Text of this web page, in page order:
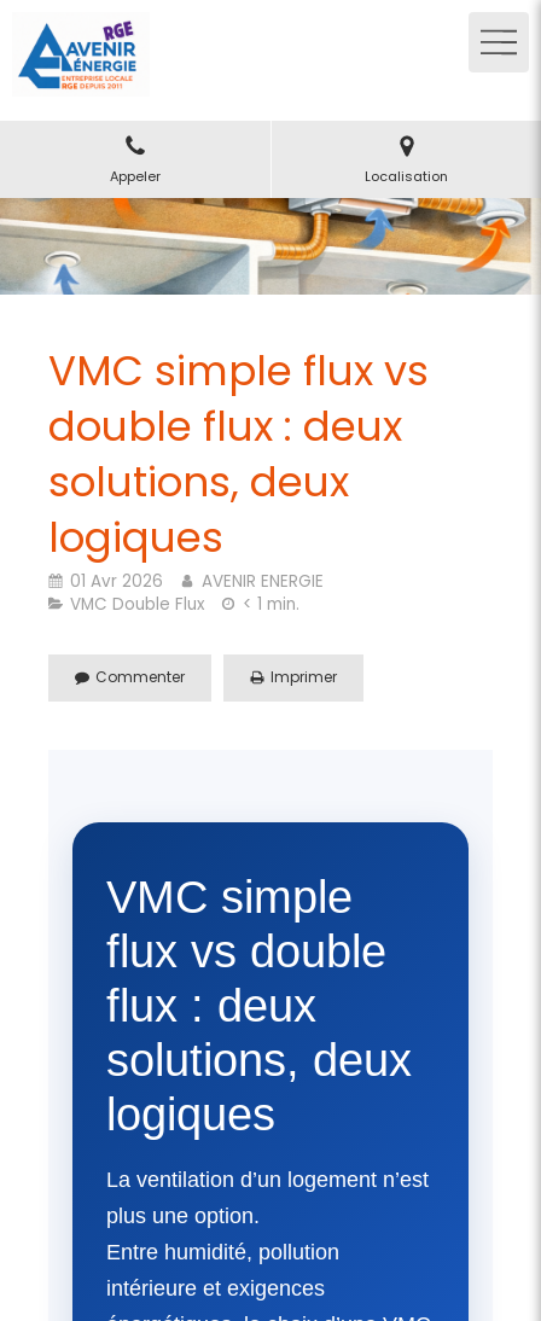
Appeler Localisation
VMC simple flux vs
double flux : deux
solutions, deux
logiques
01 Avr 2026
AVENIR ENERGIE
VMC Double Flux
< 1 min.
Commenter Imprimer
VMC simple
flux vs double
flux : deux
solutions, deux
logiques
La ventilation d’un logement n’est
plus une option.
Entre humidité, pollution
intérieure et exigences